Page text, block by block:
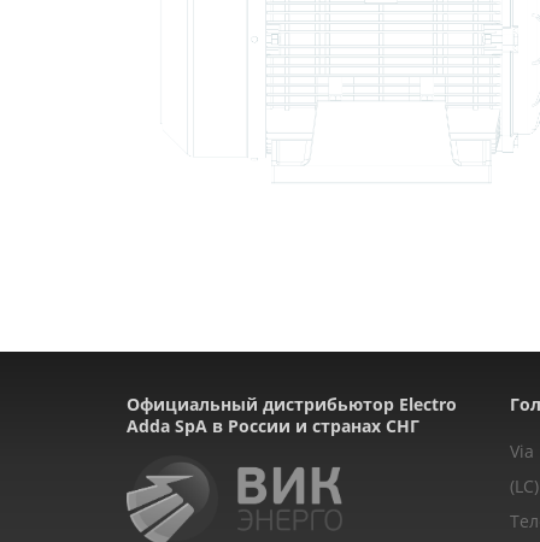
Официальный дистрибьютор Electro
Adda SpA в России и странах СНГ
Via